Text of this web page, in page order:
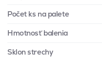
Počet ks na palete
Hmotnosť balenia
Sklon strechy